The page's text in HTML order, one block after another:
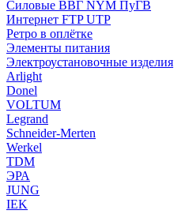
Силовые ВВГ NYM ПуГВ
Интернет FTP UTP
Ретро в оплётке
Элементы питания
Электроустановочные изделия
Arlight
Donel
VOLTUM
Legrand
Schneider-Merten
Werkel
TDM
ЭРА
JUNG
IEK